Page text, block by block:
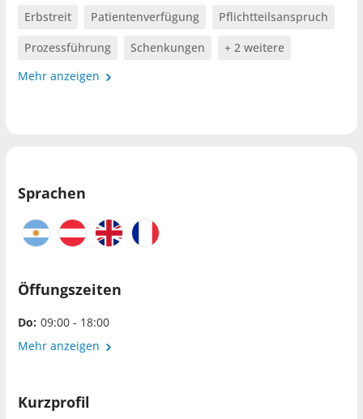
Erbstreit Patientenverfügung
Pflichtteilsanspruch
Prozessführung
Schenkungen
+ 2 weitere
Mehr anzeigen
Sprachen
Öffungszeiten
Do: 09:00 - 18:00
Mehr anzeigen
Kurzprofil